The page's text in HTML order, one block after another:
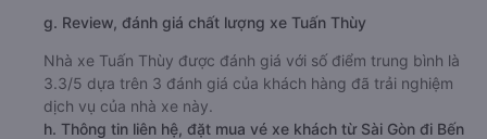
g. Review, đánh giá chất lượng xe Tuấn Thùy
Nhà xe Tuấn Thùy được đánh giá với số điểm trung bình là
3.3/5 dựa trên 3 đánh giá của khách hàng đã trải nghiệm
dịch vụ của nhà xe này.
h. Thông tin liên hệ, đặt mua vé xe khách từ Sài Gòn đi Bến